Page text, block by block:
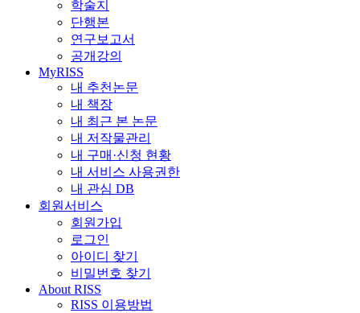
학술지
단행본
연구보고서
공개강의
MyRISS
내 추천논문
내 책장
내 최근 본 논문
내 저작물관리
내 구매·신청 현황
내 서비스 사용권한
내 관심 DB
회원서비스
회원가입
로그인
아이디 찾기
비밀번호 찾기
About RISS
RISS 이용방법